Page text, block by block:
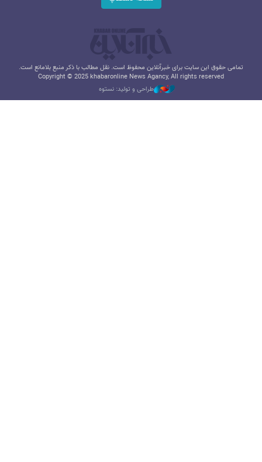
تمامی حقوق این سایت برای خبرآنلاین محفوظ است. نقل مطالب با ذکر منبع بلامانع است.
Copyright © 2025 khabaronline News Agancy, All rights reserved
طراحی و تولید: نستوه